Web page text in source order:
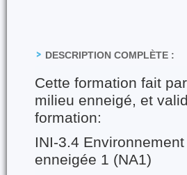
DESCRIPTION COMPLÈTE :
Cette formation fait
milieu enneigé, et
formation:
INI-3.4
enneigée 1 (NA1)